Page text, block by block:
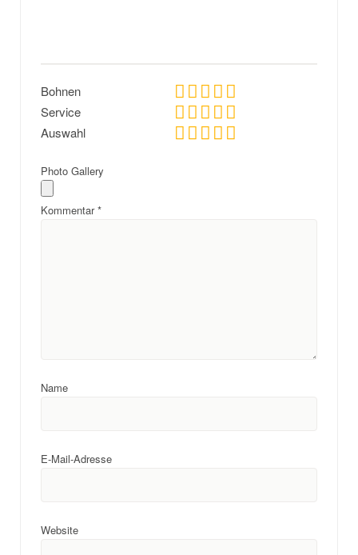
Bohnen
Service
Auswahl
Photo Gallery
Kommentar*
Name
E-Mail-Adresse
Website